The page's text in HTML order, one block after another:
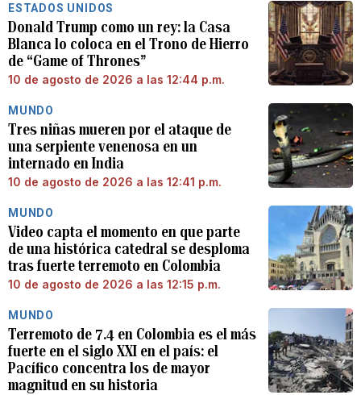
ESTADOS UNIDOS
Donald Trump como un rey: la Casa
Blanca lo coloca en el Trono de Hierro
de “Game of Thrones”
10 de agosto de 2026 a las 12:44 p.m.
MUNDO
Tres niñas mueren por el ataque de
una serpiente venenosa en un
internado en India
10 de agosto de 2026 a las 12:41 p.m.
MUNDO
Video capta el momento en que parte
de una histórica catedral se desploma
tras fuerte terremoto en Colombia
10 de agosto de 2026 a las 12:15 p.m.
MUNDO
Terremoto de 7.4 en Colombia es el más
fuerte en el siglo XXI en el país: el
Pacífico concentra los de mayor
magnitud en su historia